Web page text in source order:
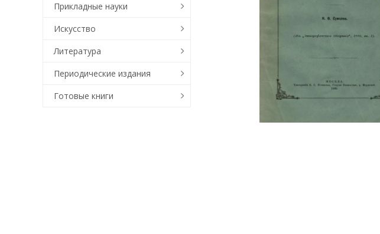
Прикладные науки
Искусство
Литература
Периодические издания
Готовые книги